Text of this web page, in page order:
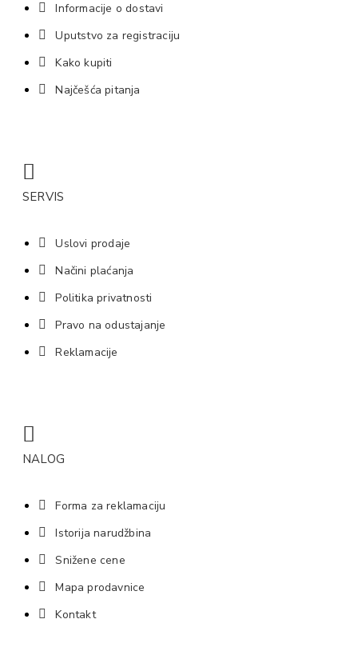
Informacije o dostavi
Uputstvo za registraciju
Kako kupiti
Najčešća pitanja
SERVIS
Uslovi prodaje
Načini plaćanja
Politika privatnosti
Pravo na odustajanje
Reklamacije
NALOG
Forma za reklamaciju
Istorija narudžbina
Snižene cene
Mapa prodavnice
Kontakt